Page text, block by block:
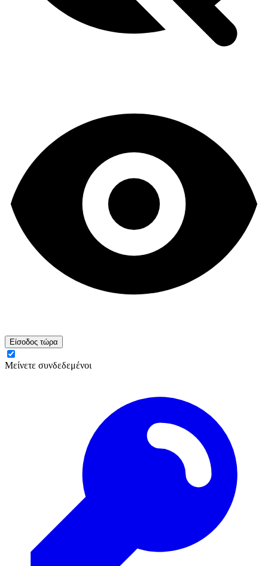
Είσοδος τώρα
Μείνετε συνδεδεμένοι